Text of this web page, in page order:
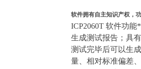
软件拥有自主知识产权，
ICP2060T 软件功
生成测试报告；具
测试完毕后可以生
量、相对标准偏差